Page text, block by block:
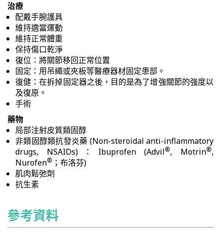
治療
配戴手腕護具
維持適當運動
維持正常體重
保持傷口乾淨
復位：將關節移回正常位置
固定：用吊繩或夾板等醫療器材固定患部。
復健：在拆掉固定器之後，目的是為了增強關節的強度以
及復原。
手術
藥物
局部注射皮質類固醇
非類固醇類抗發炎藥 (Non-steroidal anti-inflammatory
drugs, NSAIDs)：Ibuprofen (Advil®, Motrin®,
Nurofen® ；布洛芬)
肌肉鬆弛劑
抗生素
參考資料